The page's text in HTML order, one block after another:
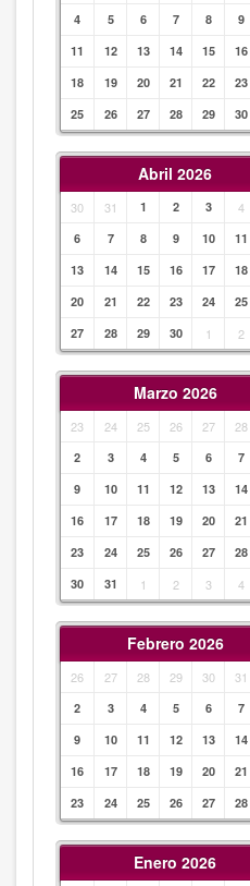
4
5 6 7 8 9
11
12 13 14 15 16
18
19 20 21 22 23
25
26 27 28 29 30
Abril 2026
30 31 1 2 3 4
6
7 8 9 10 11
13
14 15 16 17 18
20
21 22 23 24 25
27
28 29 30 1 2
Marzo 2026
23 24 25 26 27 28
2
3 4 5 6 7
9
10 11 12 13 14
16
17 18 19 20 21
23
24 25 26 27 28
30
31 1 2 3 4
Febrero 2026
26 27 28 29 30 31
2
3 4 5 6 7
9
10 11 12 13 14
16
17 18 19 20 21
23
24 25 26 27 28
Enero 2026